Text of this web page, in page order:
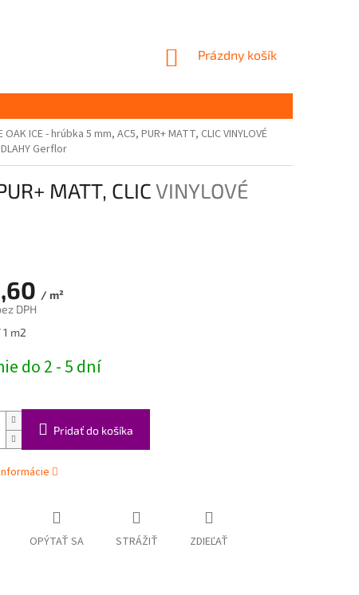
NÁKUPNÝ
Prázdny košík
OAK ICE - hrúbka 5 mm, AC5, PUR+ MATT, CLICVINYLOVÉ
Gerflor
MATT, CLICVINYLOVÉ
/ m²
DPH
m2
do 2 - 5 dní
Pridať do košíka
OPÝTAŤ SA STRÁŽIŤ ZDIEĽAŤ